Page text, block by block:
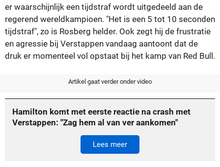
er waarschijnlijk een tijdstraf wordt uitgedeeld aan de
regerend wereldkampioen. "Het is een 5 tot 10 seconden
tijdstraf", zo is Rosberg helder. Ook zegt hij de frustratie
en agressie bij Verstappen vandaag aantoont dat de
druk er momenteel vol opstaat bij het kamp van Red Bull.
Artikel gaat verder onder video
Hamilton komt met eerste reactie na crash met
Verstappen: "Zag hem al van ver aankomen"
Lees meer